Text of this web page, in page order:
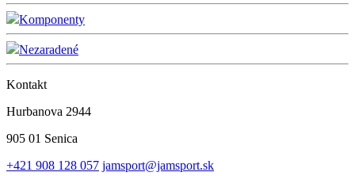
Komponenty
Nezaradené
Kontakt
Hurbanova 2944
905 01 Senica
+421 908 128 057 jamsport@jamsport.sk